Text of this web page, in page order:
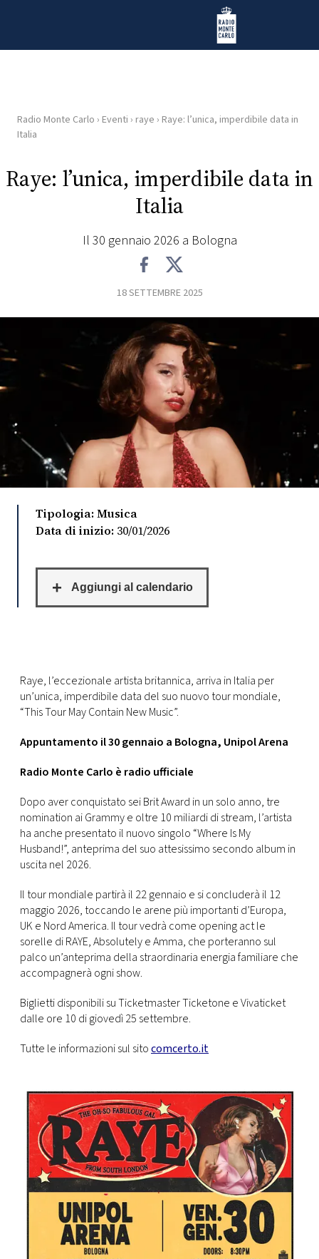
Radio Monte Carlo
HOME
RADIO
CONCORSI
EVENTI
VIDEO
TV
MONACO
Radio Monte Carlo › Eventi › raye › Raye: l’unica, imperdibile data in
Italia
Raye: l’unica, imperdibile data in
Italia
Il 30 gennaio 2026 a Bologna
18 SETTEMBRE 2025
Tipologia: Musica
Data di inizio: 30/01/2026
Raye, l’eccezionale artista britannica, arriva in Italia per
un’unica, imperdibile data del suo nuovo tour mondiale,
“This Tour May Contain New Music”.
Appuntamento il 30 gennaio a Bologna, Unipol Arena
Radio Monte Carlo è radio ufficiale
Dopo aver conquistato sei Brit Award in un solo anno, tre
nomination ai Grammy e oltre 10 miliardi di stream, l’artista
ha anche presentato il nuovo singolo “Where Is My
Husband!”, anteprima del suo attesissimo secondo album in
uscita nel 2026.
Il tour mondiale partirà il 22 gennaio e si concluderà il 12
maggio 2026, toccando le arene più importanti d’Europa,
UK e Nord America. Il tour vedrà come opening act le
sorelle di RAYE, Absolutely e Amma, che porteranno sul
palco un’anteprima della straordinaria energia familiare che
accompagnerà ogni show.
Biglietti disponibili su Ticketmaster Ticketone e Vivaticket
dalle ore 10 di giovedì 25 settembre.
Tutte le informazioni sul sitocomcerto.it